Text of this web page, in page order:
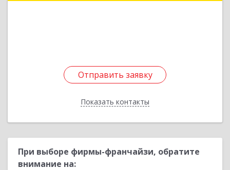
Отправить заявку
Показать контакты
Отправить заявку
Назад
При выборе фирмы-франчайзи, обратите
внимание на: